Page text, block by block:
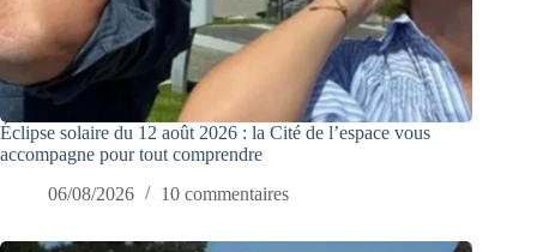
Éclipse solaire du 12 août 2026 : la Cité de l’espace vous
accompagne pour tout comprendre
06/08/2026
10 commentaires